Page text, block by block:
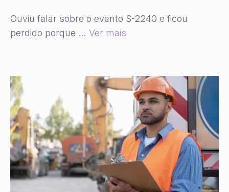
Ouviu falar sobre o evento S-2240 e ficou
perdido porque … Ver mais